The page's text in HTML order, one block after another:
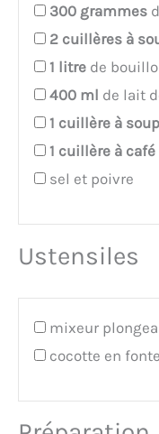
300 grammes
2 cuillères à
1 litre de
400 ml de lait
1 cuillère à
1 cuillère à café
sel et poivre
Ustensiles
mixeur
cocotte en fonte